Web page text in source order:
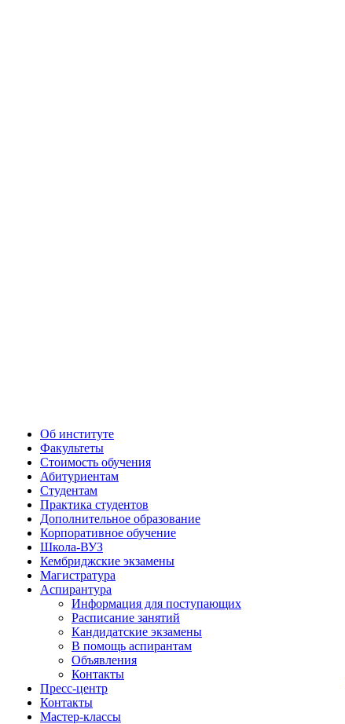
Об институте
Факультеты
Стоимость обучения
Абитуриентам
Студентам
Практика студентов
Дополнительное образование
Корпоративное обучение
Школа-ВУЗ
Кембриджские экзамены
Магистратура
Аспирантура
Информация для поступающих
Расписание занятий
Кандидатские экзамены
В помощь аспирантам
Объявления
Контакты
Пресс-центр
Контакты
Мастер-классы